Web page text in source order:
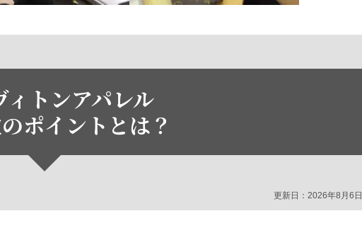
ィトンアパレル
ポイントとは？
更新日：2026年8月6日